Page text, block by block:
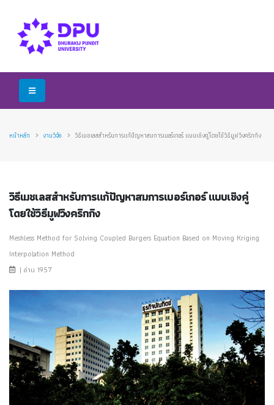
หน้าหลัก งานวิจัย วิธีเมชเลสสำหรับการแก้ปัญหาสมการเบอร์เกอร์ แบบเชิงคู่โดยใช้วิธีมูฟวิงคริกกิง
วิธีเมชเลสสำหรับการแก้ปัญหาสมการเบอร์เกอร์ แบบเชิงคู่
โดยใช้วิธีมูฟวิงคริกกิง
Meshless Method for Solving Coupled Burgers Equation Based on Moving Kriging
Interpolation Method
| อ่าน 1957